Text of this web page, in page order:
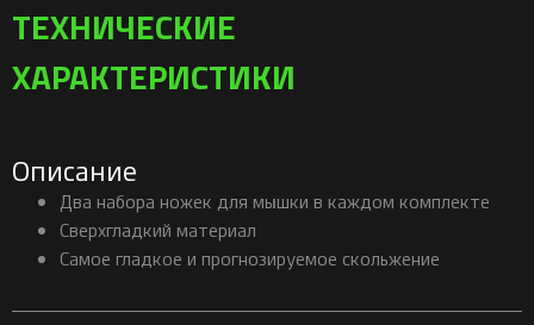
ТЕХНИЧЕСКИЕ
ХАРАКТЕРИСТИКИ
Описание
Два набора ножек для мышки в каждом комплекте
Сверхгладкий материал
Самое гладкое и прогнозируемое скольжение